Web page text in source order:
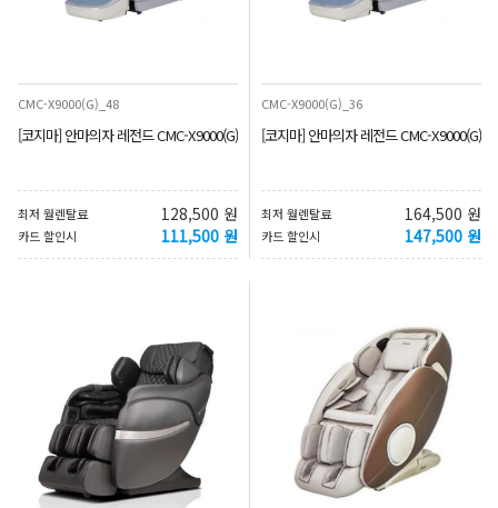
CMC-X9000(G)_48
[코지마] 안마의자 레전드 CMC-X9000(G)
최저 월렌탈료 128,500 원
카드 할인시 111,500 원
CMC-X9000(G)_36
[코지마] 안마의자 레전드 CMC-X9000(G)
최저 월렌탈료 164,500 원
카드 할인시 147,500 원